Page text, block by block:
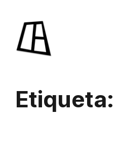
contenido
Etiqueta: